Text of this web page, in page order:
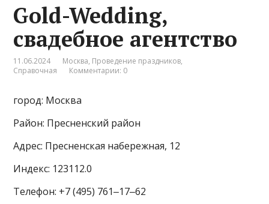
Gold-Wedding,
свадебное агентство
11.06.2024 Москва, Проведение праздников,
Справочная
Комментарии: 0
город: Москва
Район: Пресненский район
Адрес: Пресненская набережная, 12
Индекс: 123112.0
Телефон: +7 (495) 761‒17‒62